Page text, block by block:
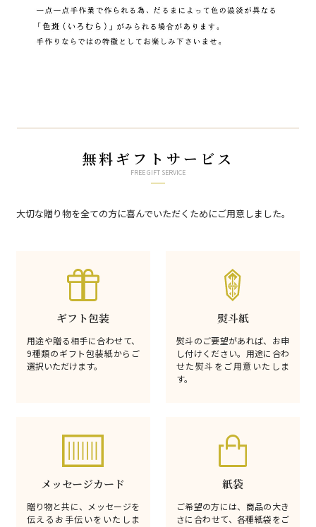
無料ギフトサービス
FREE GIFT SERVICE
大切な贈り物を全ての方に喜んでいただくためにご用意しました。
ギフト包装
用途や贈る相手に合わせて、
9種類のギフト包装紙からご
選択いただけます。
熨斗紙
熨斗のご要望があれば、お申
し付けください。用途に合わ
せた熨斗をご用意いたしま
す。
メッセージカード
贈り物と共に、メッセージを
伝えるお手伝いをいたしま
紙袋
ご希望の方には、商品の大き
さに合わせて、各種紙袋をご